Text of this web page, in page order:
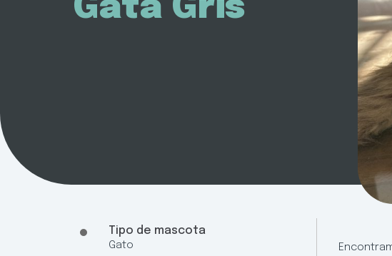
Gata Gris
Tipo de mascota
Gato